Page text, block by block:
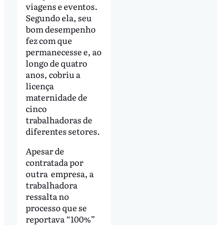
viagens e eventos.
Segundo ela, seu
bom desempenho
fez com que
permanecesse e, ao
longo de quatro
anos, cobriu a
licença
maternidade de
cinco
trabalhadoras de
diferentes setores.
Apesar de
contratada por
outra empresa, a
trabalhadora
ressalta no
processo que se
reportava “100%”